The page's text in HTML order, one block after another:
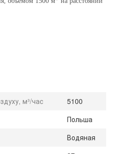
м³/час
5100
Польша
Водяная